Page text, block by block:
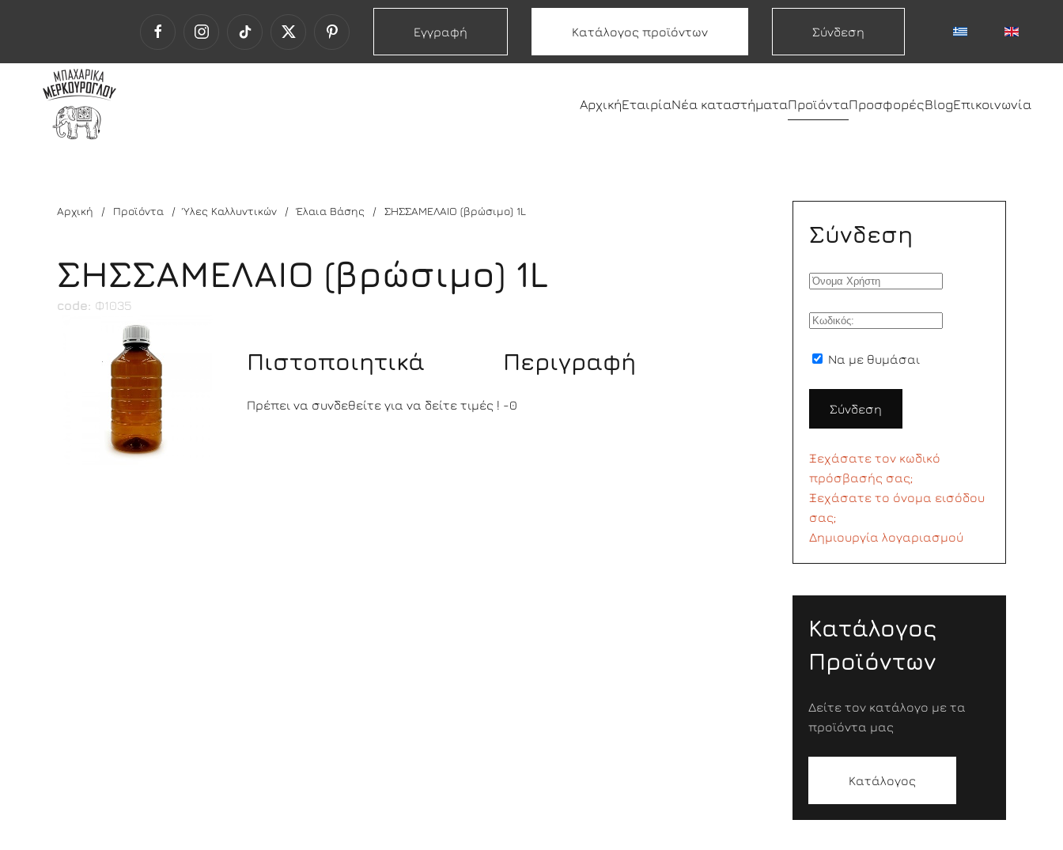
Εγγραφή Κατάλογος προϊόντων Σύνδεση
ΑρχικήΕταιρίαΝέα καταστήματαΠροϊόνταΠροσφορέςBlogΕπικοινωνία
Αρχική Προϊόντα Ύλες Καλλυντικών Έλαια Βάσης ΣΗΣΣΑΜΕΛΑΙΟ (βρώσιμο) 1L
ΣΗΣΣΑΜΕΛΑΙΟ (βρώσιμο) 1L
code: Φ1035
Πιστοποιητικά
Πρέπει να συνδεθείτε για να δείτε τιμές !
Περιγραφή
-0
Σύνδεση
Να με θυμάσαι
Σύνδεση
Ξεχάσατε τον κωδικό
πρόσβασής σας;
Ξεχάσατε το όνομα εισόδου
σας;
Δημιουργία λογαριασμού
Κατάλογος
Προϊόντων
Δείτε τον κατάλογο με τα
προϊόντα μας
Κατάλογος